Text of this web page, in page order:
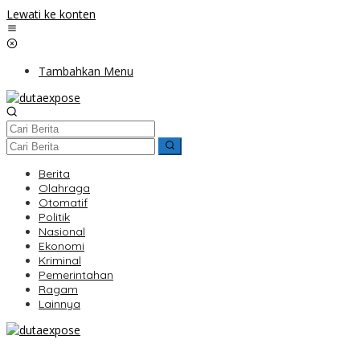
Lewati ke konten
Tambahkan Menu
Berita
Olahraga
Otomatif
Politik
Nasional
Ekonomi
Kriminal
Pemerintahan
Ragam
Lainnya